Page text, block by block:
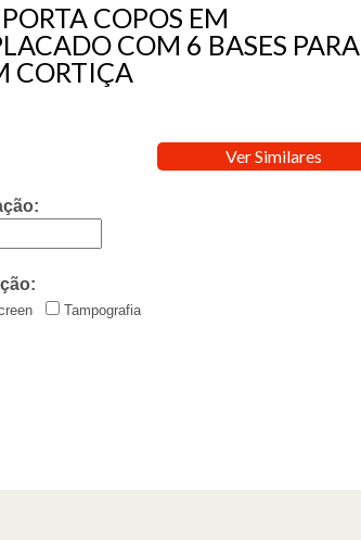
COPOS EM
COM 6 BASES PARA
CORTIÇA
Ver Similares
Tampografia